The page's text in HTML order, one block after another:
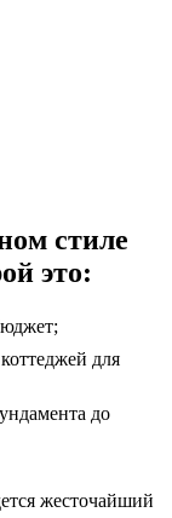
стиле
это:
для
до
жесточайший